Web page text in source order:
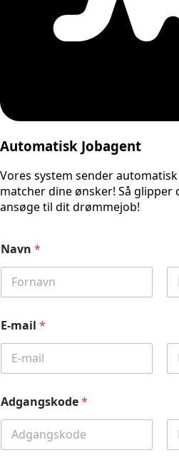
Automatisk Jobagent
Vores system sender
matcher dine ønsker! Så
ansøge til dit drømmejob!
Navn *
E-mail *
Adgangskode*